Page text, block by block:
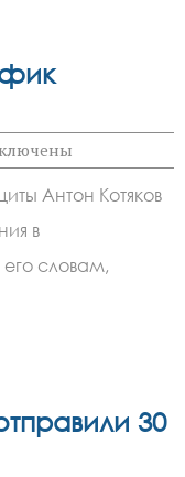
Антон Котяков
в
словам,
30